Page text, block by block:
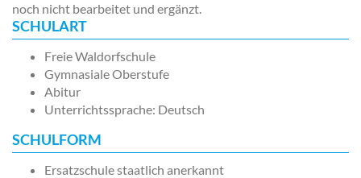
noch nicht bearbeitet und ergänzt.
SCHULART
Freie Waldorfschule
Gymnasiale Oberstufe
Abitur
Unterrichtssprache: Deutsch
SCHULFORM
Ersatzschule staatlich anerkannt